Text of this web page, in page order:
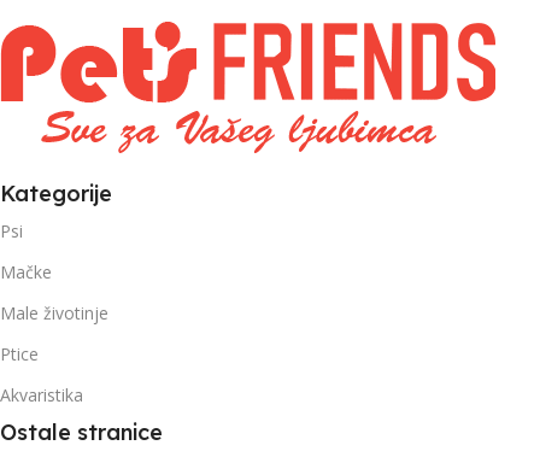
1kg – 3kg
Kategorije
Psi
Mačke
Male životinje
Ptice
Akvaristika
Ostale stranice